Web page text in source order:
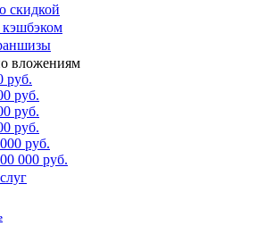
скидкой
вложениям
руб.
руб.
руб.
руб.
руб.
000 руб.